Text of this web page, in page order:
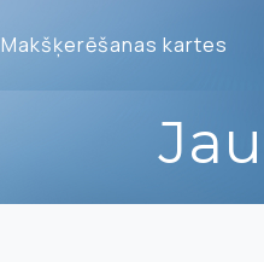
Makšķerēšanas kartes